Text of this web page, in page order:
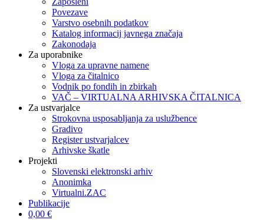
Povezave
Varstvo osebnih podatkov
Katalog informacij javnega značaja
Zakonodaja
Za uporabnike
Vloga za upravne namene
Vloga za čitalnico
Vodnik po fondih in zbirkah
VAČ – VIRTUALNA ARHIVSKA ČITALNICA
Za ustvarjalce
Strokovna usposabljanja za uslužbence
Gradivo
Register ustvarjalcev
Arhivske škatle
Projekti
Slovenski elektronski arhiv
Anonimka
Virtualni.ZAC
Publikacije
0,00 €